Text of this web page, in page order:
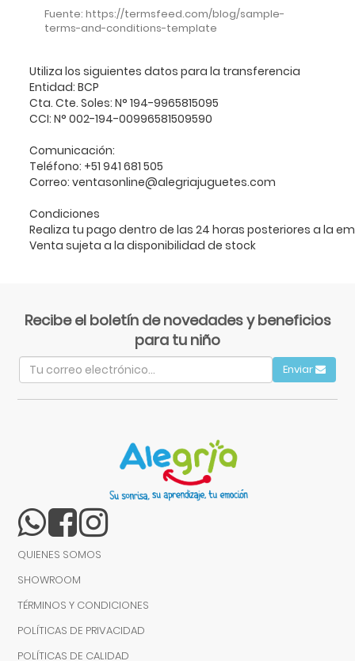
Fuente: https://termsfeed.com/blog/sample-
terms-and-conditions-template
Utiliza los siguientes datos para la transferencia
Entidad: BCP
Cta. Cte. Soles: N° 194-9965815095
CCI: N° 002-194-00996581509590
Comunicación:
Teléfono: +51 941 681 505
Correo: ventasonline@alegriajuguetes.com
Condiciones
Realiza tu pago dentro de las 24 horas posteriores a la
Venta sujeta a la disponibilidad de stock
Recibe el boletín de novedades y beneficios
para tu niño
Enviar
QUIENES SOMOS
SHOWROOM
TÉRMINOS Y CONDICIONES
POLÍTICAS DE PRIVACIDAD
POLÍTICAS DE CALIDAD